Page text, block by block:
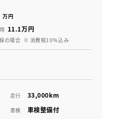
万円
11.1万円
の場合 ※ 消費税10％込み
走行 33,000km
車検 車検整備付